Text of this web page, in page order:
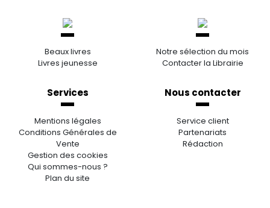
Beaux livres
Livres jeunesse
Notre sélection du mois
Contacter la Librairie
Services
Mentions légales
Conditions Générales de
Vente
Gestion des cookies
Qui sommes-nous ?
Plan du site
Nous contacter
Service client
Partenariats
Rédaction